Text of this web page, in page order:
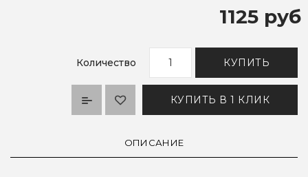
1125 руб
Количество КУПИТЬ
КУПИТЬ В 1 КЛИК
ОПИСАНИЕ